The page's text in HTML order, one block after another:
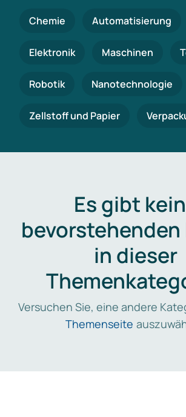
Chemie Automatisierung
Elektronik Maschinen
Robotik Nanotechnologie
Zellstoff und Papier
Es gibt
bevorstehenden
in dieser
Versuchen Sie, eine andere
Themenseite